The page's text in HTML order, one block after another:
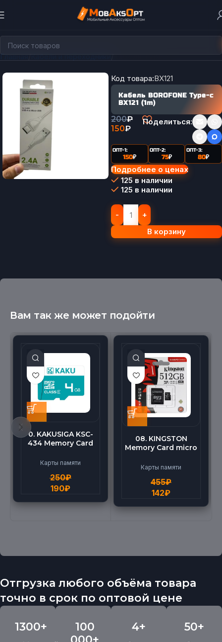
Главная Кабели и переходники Кабели Type-C
Код товара:BX121
Кабель BOROFONE Type-c
BX121 (1m)
200₽
150₽
Поделиться:
ОПТ-1:
150₽
ОПТ-2:
75₽
ОПТ-3:
80₽
Подробнее о ценах
125 в наличии
125 в наличии
В корзину
Вам так же может подойти
0. KAKUSIGA KSC-
434 Memory Card
High Speed (4G)
Карты памяти
250₽
190₽
08. KINGSTON
Memory Card micro
Карты памяти
455₽
142₽
Отгрузка любого объёма товара
точно в срок по оптовой цене
1300+
100
4+ 50+